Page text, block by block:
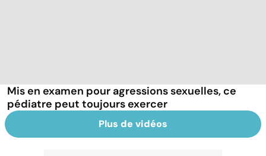
Mis en examen pour agressions sexuelles, ce
pédiatre peut toujours exercer
Plus de vidéos